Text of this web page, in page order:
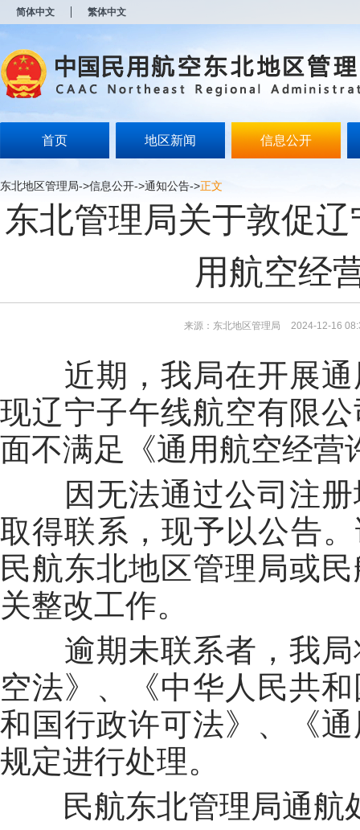
简体中文 繁体中文
首页 地区新闻 信息公开
东北地区管理局->信息公开->通知公告->正文
东北管理局关于敦促
用航空经
来源：东北地区管理局 2024-12-16
近期，我局在开展
现辽宁子午线航空有限
面不满足《通用航空经营
因无法通过公司注
取得联系，现予以公告
民航东北地区管理局或
关整改工作。
逾期未联系者，我
空法》、《中华人民共
和国行政许可法》、《
规定进行处理。
民航东北管理局通
开
无
障
说
按
Alt
加
浪